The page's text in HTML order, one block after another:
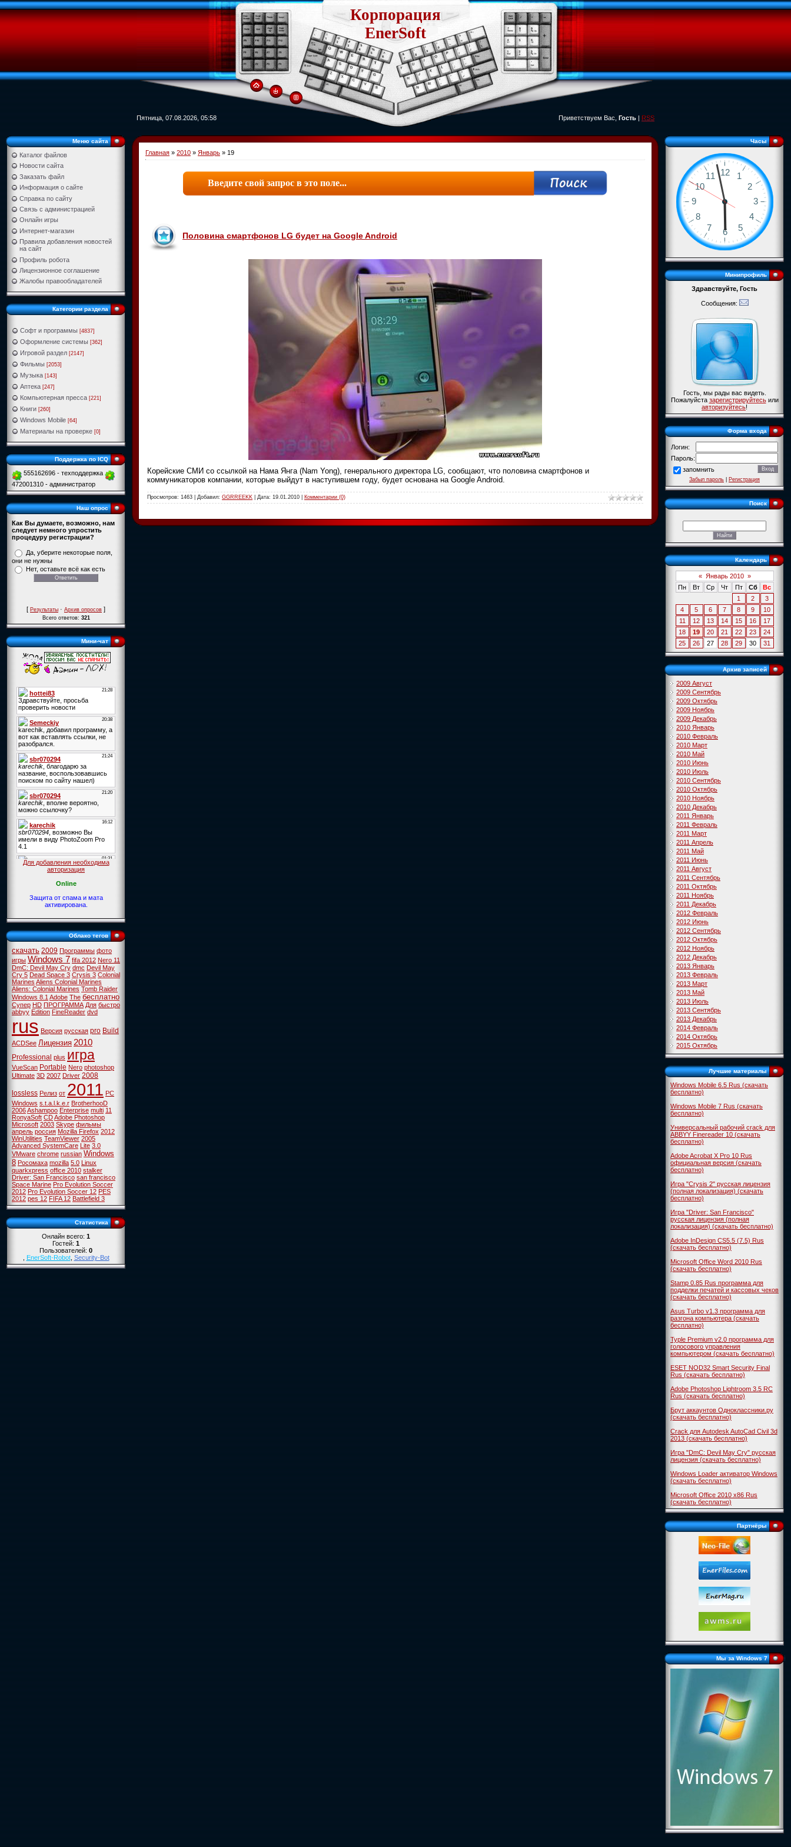
Корпорация
EnerSoft
Пятница, 07.08.2026, 05:58 Приветствуем Вас, Гость|RSS
Меню сайта
Каталог файлов
Новости сайта
Заказать файл
Информация о сайте
Справка по сайту
Связь с администрацией
Онлайн игры
Интернет-магазин
Правила добавления новостей
на сайт
Профиль робота
Лицензионное соглашение
Жалобы правообладателей
Категории раздела
Софт и программы [4837]
Оформление системы [362]
Игровой раздел [2147]
Фильмы [2053]
Музыка [143]
Аптека [247]
Компьютерная пресса [221]
Книги [260]
Windows Mobile [64]
Материалы на проверке [0]
Поддержка по ICQ
555162696 - техподдержка
472001310 - администратор
Наш опрос
Как Вы думаете, возможно, нам
следует немного упростить
процедуру регистрации?
Да, уберите некоторые поля,
они не нужны
Нет, оставьте всё как есть
[Результаты·Архив опросов]
Всего ответов:321
Мини-чат
Для добавления необходима
авторизация
Online
Защита от спама и мата
активирована.
Облако тегов
скачать 2009 Программы фото
игры Windows 7 fifa 2012 Nero 11
DmC: Devil May Cry dmc Devil May
Cry 5 Dead Space 3 Crysis 3 Colonial
MarinesAliens Colonial Marines
Aliens: Colonial Marines Tomb Raider
Windows 8.1Adobe The бесплатно
Супер HD ПРОГРАММА Для быстро
abbyy Edition FineReader dvd
rus Версия русская pro Build
ACDSee Лицензия 2010
Professional plus игра
VueScan Portable Nero photoshop
Ultimate 3D 2007 Driver 2008
lossless Релиз от 2011 PC
Windows s.t.a.l.k.e.r BrotherhooD
2006Ashampoo Enterprise multi 11
RonyaSoft CDAdobe Photoshop
Microsoft 2003 Skype фильмы
апрель россия Mozilla Firefox 2012
WinUtilities TeamViewer 2005
Advanced SystemCare Lite 3.0
VMware chrome russian Windows
8 Росомаха mozilla 5.0 Linux
quarkxpress office 2010 stalker
Driver: San Francisco san francisco
Space Marine Pro Evolution Soccer
2012 Pro Evolution Soccer 12 PES
2012 pes 12 FIFA 12 Battlefield 3
Статистика
Онлайн всего:1
Гостей:1
Пользователей:0
,EnerSoft-Robot,Security-Bot
Главная » 2010 » Январь » 19
Половина смартфонов LG будет на Google Android
Корейские СМИ со ссылкой на Нама Янга (Nam Yong), генерального директора LG, сообщают, что половина смартфонов и
коммуникаторов компании, которые выйдут в наступившем году, будет основана на Google Android.
Просмотров: 1463 | Добавил: GGRREEKK | Дата: 19.01.2010 Комментарии (0)
Часы
Минипрофиль
Здравствуйте, Гость
Сообщения:
Гость, мы рады вас видеть.
Пожалуйстазарегистрируйтесьили
авторизуйтесь!
Форма входа
Логин:
Пароль:
запомнить
Забыл пароль|Регистрация
Поиск
Календарь
« Январь 2010 »
Пн
Вт Ср Чт Пт Сб
Вс
1
2
3
4
5 6 7 8 9
10
11
12 13 14 15 16
17
18
19 20 21 22 23
24
25
26 27 28 29 30 31
Архив записей
2009 Август
2009 Сентябрь
2009 Октябрь
2009 Ноябрь
2009 Декабрь
2010 Январь
2010 Февраль
2010 Март
2010 Май
2010 Июнь
2010 Июль
2010 Сентябрь
2010 Октябрь
2010 Ноябрь
2010 Декабрь
2011 Январь
2011 Февраль
2011 Март
2011 Апрель
2011 Май
2011 Июнь
2011 Август
2011 Сентябрь
2011 Октябрь
2011 Ноябрь
2011 Декабрь
2012 Февраль
2012 Июнь
2012 Сентябрь
2012 Октябрь
2012 Ноябрь
2012 Декабрь
2013 Январь
2013 Февраль
2013 Март
2013 Май
2013 Июль
2013 Сентябрь
2013 Декабрь
2014 Февраль
2014 Октябрь
2015 Октябрь
Лучшие материалы
Windows Mobile 6.5 Rus (скачать
бесплатно)
Windows Mobile 7 Rus (скачать
бесплатно)
Универсальный рабочий crack для
ABBYY Finereader 10 (скачать
бесплатно)
Adobe Acrobat X Pro 10 Rus
официальная версия (скачать
бесплатно)
Игра "Crysis 2" русская лицензия
(полная локализация) (скачать
бесплатно)
Игра "Driver: San Francisco"
русская лицензия (полная
локализация) (скачать бесплатно)
Adobe InDesign CS5.5 (7.5) Rus
(скачать бесплатно)
Microsoft Office Word 2010 Rus
(скачать бесплатно)
Stamp 0.85 Rus программа для
подделки печатей и кассовых чеков
(скачать бесплатно)
Asus Turbo v1.3 программа для
разгона компьютера (скачать
бесплатно)
Typle Premium v2.0 программа для
голосового управления
компьютером (скачать бесплатно)
ESET NOD32 Smart Security Final
Rus (скачать бесплатно)
Adobe Photoshop Lightroom 3.5 RC
Rus (скачать бесплатно)
Брут аккаунтов Одноклассники.ру
(скачать бесплатно)
Crack для Autodesk AutoCad Civil 3d
2013 (скачать бесплатно)
Игра "DmC: Devil May Cry" русская
лицензия (скачать бесплатно)
Windows Loader активатор Windows
(скачать бесплатно)
Microsoft Office 2010 x86 Rus
(скачать бесплатно)
Партнёры
Мы за Windows 7